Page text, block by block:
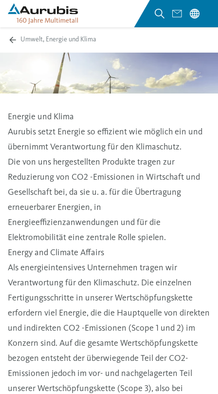
Umwelt, Energie und Klima
Energie und Klima
Aurubis setzt Energie so effizient wie möglich ein und
übernimmt Verantwortung für den Klimaschutz.
Die von uns hergestellten Produkte tragen zur
Reduzierung von CO2 -Emissionen in Wirtschaft und
Gesellschaft bei, da sie u. a. für die Übertragung
erneuerbarer Energien, in
Energieeffizienzanwendungen und für die
Elektromobilität eine zentrale Rolle spielen.
Energy and Climate Affairs
Als energieintensives Unternehmen tragen wir
Verantwortung für den Klimaschutz. Die einzelnen
Fertigungsschritte in unserer Wertschöpfungskette
erfordern viel Energie, die die Hauptquelle von direkten
und indirekten CO2 -Emissionen (Scope 1 und 2) im
Konzern sind. Auf die gesamte Wertschöpfungskette
bezogen entsteht der überwiegende Teil der CO2-
Emissionen jedoch im vor- und nachgelagerten Teil
unserer Wertschöpfungskette (Scope 3), also bei